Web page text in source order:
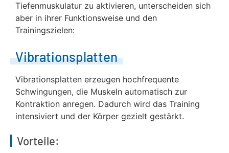
Tiefenmuskulatur zu aktivieren, unterscheiden sich
aber in ihrer Funktionsweise und den
Trainingszielen:
Vibrationsplatten
Vibrationsplatten erzeugen hochfrequente
Schwingungen, die Muskeln automatisch zur
Kontraktion anregen. Dadurch wird das Training
intensiviert und der Körper gezielt gestärkt.
Vorteile: